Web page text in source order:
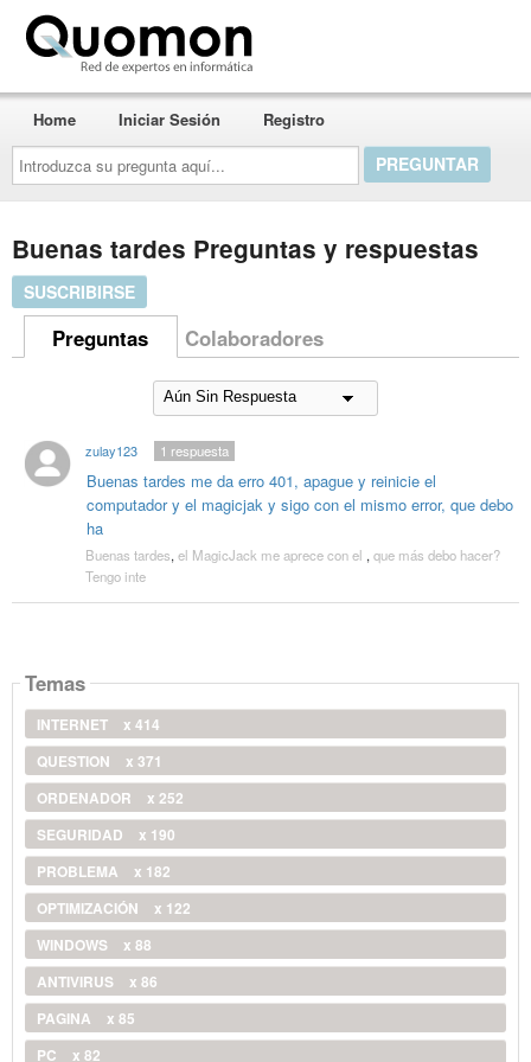
Introduzca
su
pregunta
aquí...
Home Iniciar Sesión Registro
Buenas tardes Preguntas y respuestas
SUSCRIBIRSE
Preguntas Colaboradores
zulay123
Buenas tardes me da erro 401, apague y reinicie el
computador y el magicjak y sigo con el mismo error, que debo
ha
1 respuesta
Buenas tardes, el MagicJack me aprece con el , que más debo hacer?
Tengo inte
Temas
INTERNET
x 414
QUESTION
x 371
ORDENADOR
x 252
SEGURIDAD
x 190
PROBLEMA
x 182
OPTIMIZACIÓN
x 122
WINDOWS
x 88
ANTIVIRUS
x 86
PAGINA
x 85
PC
x 82